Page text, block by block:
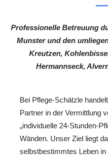
Professionelle Betreuung
Munster und den
Kreutzen,
Hermannseck,
Bei Pflege-Schätzle
Partner in der Vermittlung
„individuelle 24-Stunden-
Wänden. Unser Ziel liegt
selbstbestimmtes Leben